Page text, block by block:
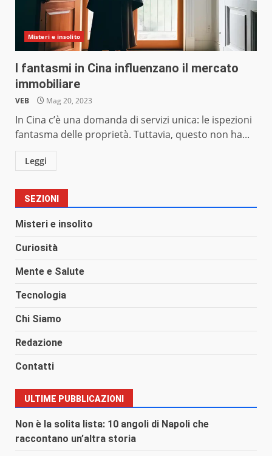
Misteri e insolito
I fantasmi in Cina influenzano il mercato
immobiliare
VEB Mag 20, 2023
In Cina c’è una domanda di servizi unica: le ispezioni
fantasma delle proprietà. Tuttavia, questo non ha...
Leggi
SEZIONI
Misteri e insolito
Curiosità
Mente e Salute
Tecnologia
Chi Siamo
Redazione
Contatti
ULTIME PUBBLICAZIONI
Non è la solita lista: 10 angoli di Napoli che
raccontano un’altra storia